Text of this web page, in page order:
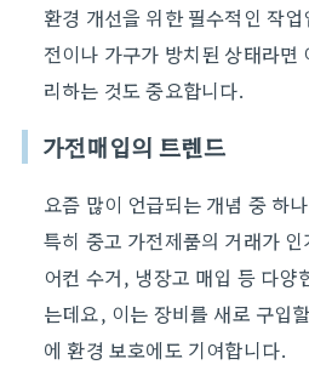
환경 개선을 위한 필수적인 작
전이나 가구가 방치된 상태라면
리하는 것도 중요합니다.
가전매입의 트렌드
요즘 많이 언급되는 개념 중 하
특히 중고 가전제품의 거래가
어컨 수거, 냉장고 매입 등 다양
는데요, 이는 장비를 새로 구입
에 환경 보호에도 기여합니다.